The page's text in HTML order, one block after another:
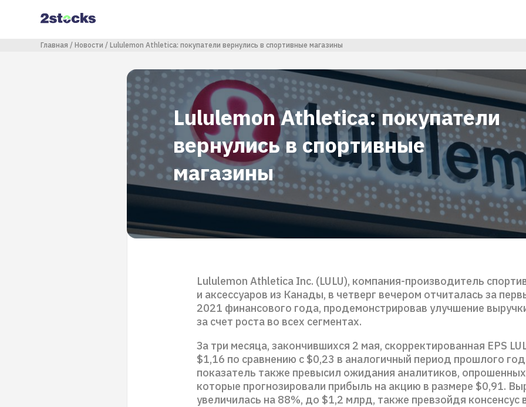
содержанию
Строка навигации
Главная Новости Lululemon Athletica: покупатели вернулись в спортивные магазины
Lululemon Athletica: покупатели
вернулись в спортивные
магазины
Lululemon Athletica Inc. (LULU), компания-производитель
и аксессуаров из Канады, в четверг вечером отчиталась за
2021 финансового года, продемонстрировав улучшение
за счет роста во всех сегментах.
За три месяца, закончившихся 2 мая, скорректированная EPS
$1,16 по сравнению с $0,23 в аналогичный период прошлого
показатель также превысил ожидания аналитиков,
которые прогнозировали прибыль на акцию в размере $0,91.
увеличилась на 88%, до $1,2 млрд, также превзойдя консенсус